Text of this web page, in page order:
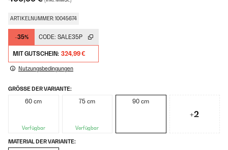
ARTIKELNUMMER: 10045674
-35% CODE: SALE35P
MIT GUTSCHEIN: 324,99 €
Nutzungsbedingungen
GRÖSSE DER VARIANTE:
60 cm
Verfügbar
75 cm
Verfügbar
90 cm
+2
MATERIAL DER VARIANTE: